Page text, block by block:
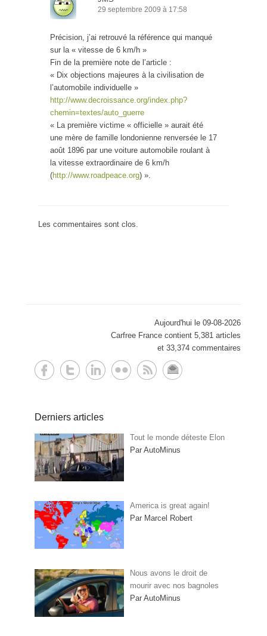
29 septembre 2009 à 17:58
Précision, j’ai retrouvé la référence qui manqué
sur la « vitesse de 6 km/h »
Fin de la première note de l’article :
« Dix objections majeures à la civilisation de
l’automobile individuelle »
http://www.decroissance.org/index.php?
chemin=textes/auto_guerre
« La première victime « officielle » aurait été
une mère de famille londonienne renversée le 17
août 1896 par une voiture automobile roulant à
la vitesse extraordinaire de 6 km/h
(http://www.roadpeace.org) ».
Les commentaires sont clos.
Aujourd'hui le 09-08-2026
Carfree France contient 5,381 articles
et 33,374 commentaires
Derniers articles
Tout le monde déteste Elon
Par AutoMinus
America is great again!
Par Marcel Robert
Nous avons le droit de
mourir avec nos bagnoles
Par AutoMinus